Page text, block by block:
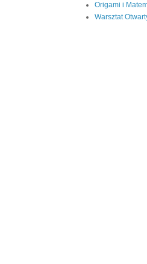
Origami i
Warsztat